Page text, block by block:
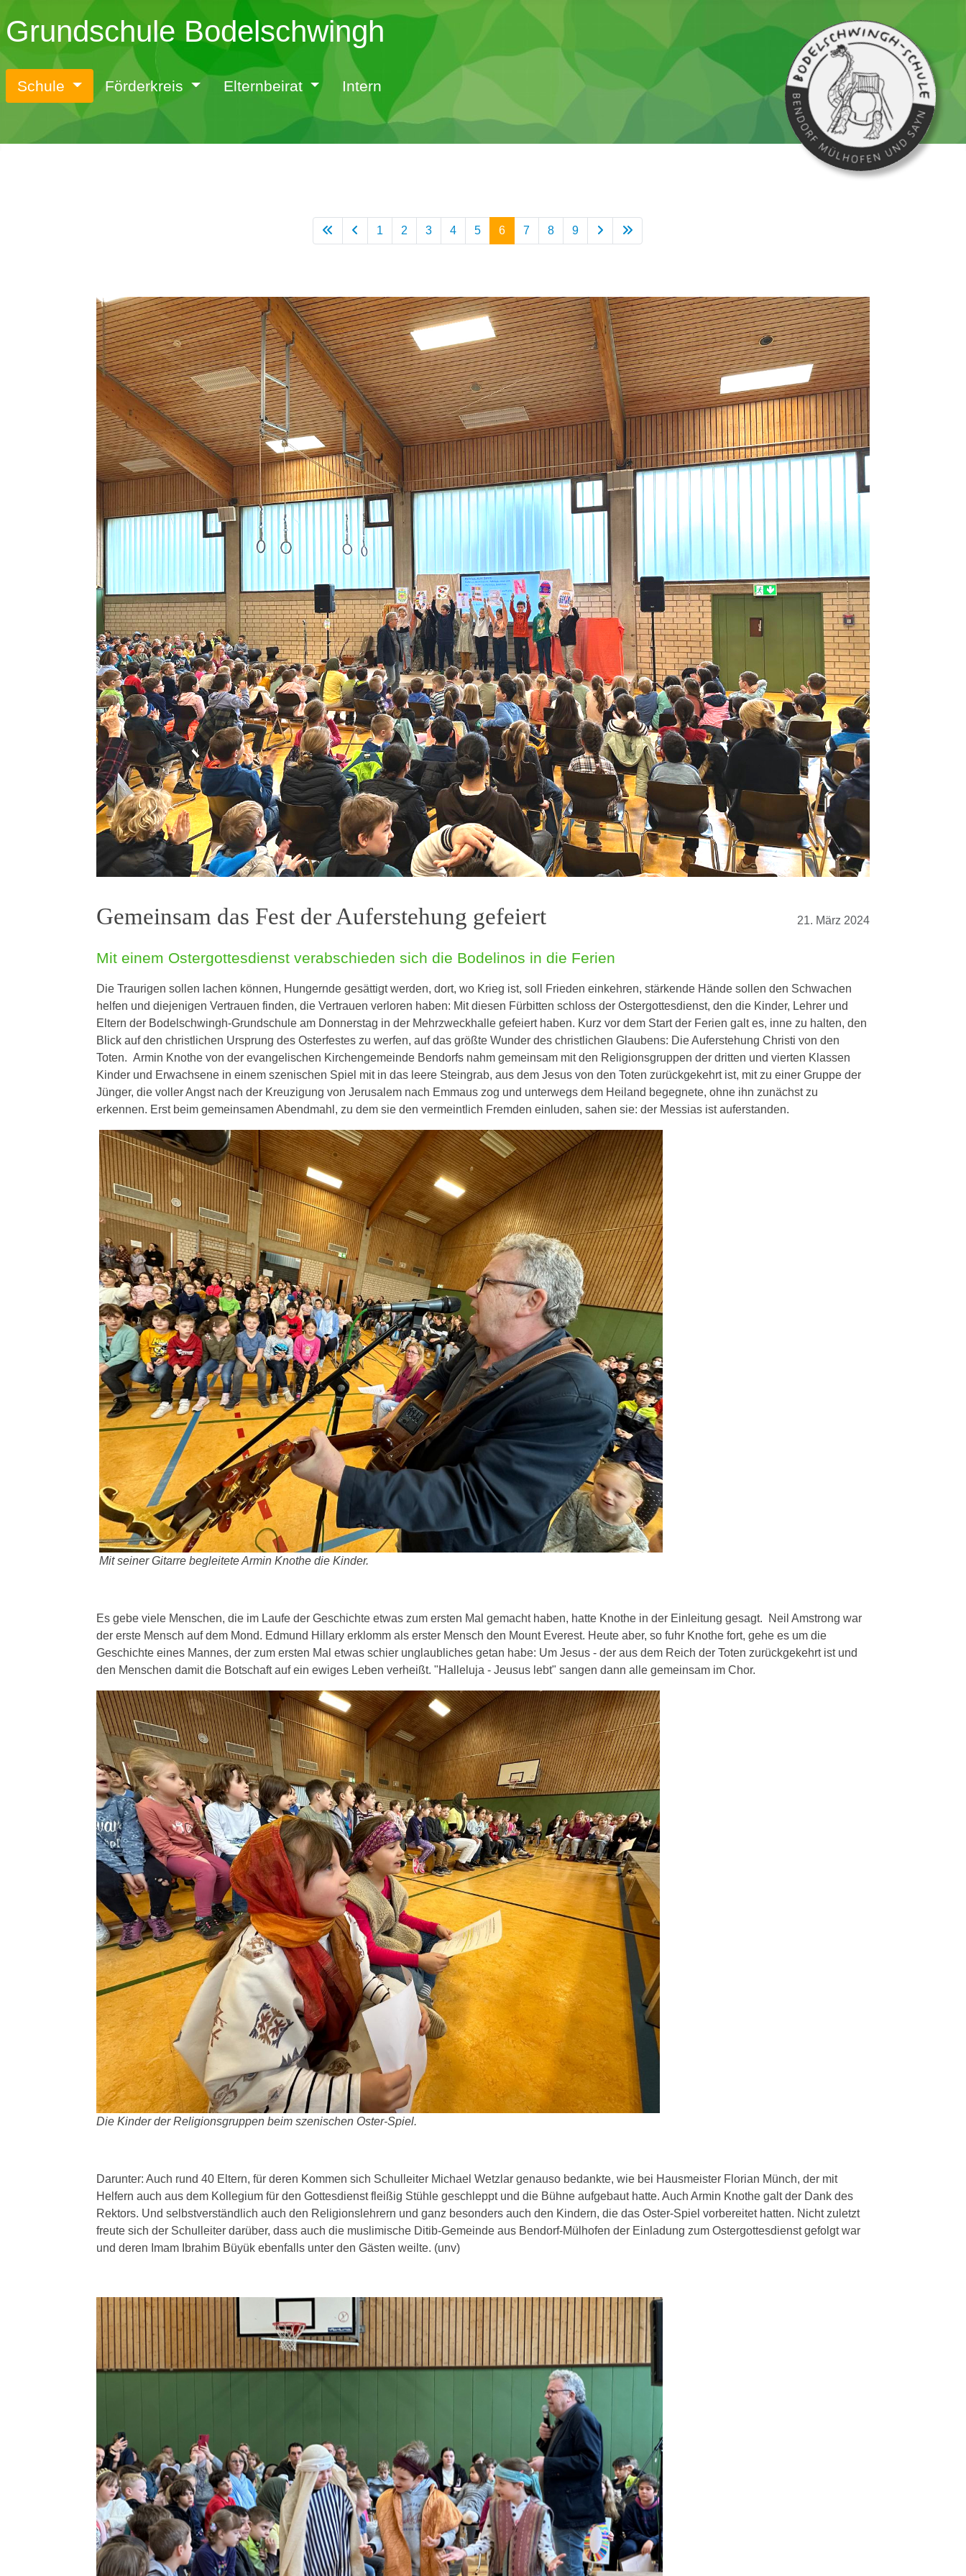
Grundschule Bodelschwingh
Schule Förderkreis Elternbeirat Intern
1 2 3 4 5 6 7 8 9
Gemeinsam das Fest der Auferstehung gefeiert 21. März 2024
Mit einem Ostergottesdienst verabschieden sich die Bodelinos in die Ferien
Die Traurigen sollen lachen können, Hungernde gesättigt werden, dort, wo Krieg ist, soll Frieden einkehren, stärkende Hände sollen den Schwachen
helfen und diejenigen Vertrauen finden, die Vertrauen verloren haben: Mit diesen Fürbitten schloss der Ostergottesdienst, den die Kinder, Lehrer und
Eltern der Bodelschwingh-Grundschule am Donnerstag in der Mehrzweckhalle gefeiert haben. Kurz vor dem Start der Ferien galt es, inne zu halten, den
Blick auf den christlichen Ursprung des Osterfestes zu werfen, auf das größte Wunder des christlichen Glaubens: Die Auferstehung Christi von den
Toten. Armin Knothe von der evangelischen Kirchengemeinde Bendorfs nahm gemeinsam mit den Religionsgruppen der dritten und vierten Klassen
Kinder und Erwachsene in einem szenischen Spiel mit in das leere Steingrab, aus dem Jesus von den Toten zurückgekehrt ist, mit zu einer Gruppe der
Jünger, die voller Angst nach der Kreuzigung von Jerusalem nach Emmaus zog und unterwegs dem Heiland begegnete, ohne ihn zunächst zu
erkennen. Erst beim gemeinsamen Abendmahl, zu dem sie den vermeintlich Fremden einluden, sahen sie: der Messias ist auferstanden.
Mit seiner Gitarre begleitete Armin Knothe die Kinder.
Es gebe viele Menschen, die im Laufe der Geschichte etwas zum ersten Mal gemacht haben, hatte Knothe in der Einleitung gesagt. Neil Amstrong war
der erste Mensch auf dem Mond. Edmund Hillary erklomm als erster Mensch den Mount Everest. Heute aber, so fuhr Knothe fort, gehe es um die
Geschichte eines Mannes, der zum ersten Mal etwas schier unglaubliches getan habe: Um Jesus - der aus dem Reich der Toten zurückgekehrt ist und
den Menschen damit die Botschaft auf ein ewiges Leben verheißt. "Halleluja - Jeusus lebt" sangen dann alle gemeinsam im Chor.
Die Kinder der Religionsgruppen beim szenischen Oster-Spiel.
Darunter: Auch rund 40 Eltern, für deren Kommen sich Schulleiter Michael Wetzlar genauso bedankte, wie bei Hausmeister Florian Münch, der mit
Helfern auch aus dem Kollegium für den Gottesdienst fleißig Stühle geschleppt und die Bühne aufgebaut hatte. Auch Armin Knothe galt der Dank des
Rektors. Und selbstverständlich auch den Religionslehrern und ganz besonders auch den Kindern, die das Oster-Spiel vorbereitet hatten. Nicht zuletzt
freute sich der Schulleiter darüber, dass auch die muslimische Ditib-Gemeinde aus Bendorf-Mülhofen der Einladung zum Ostergottesdienst gefolgt war
und deren Imam Ibrahim Büyük ebenfalls unter den Gästen weilte. (unv)